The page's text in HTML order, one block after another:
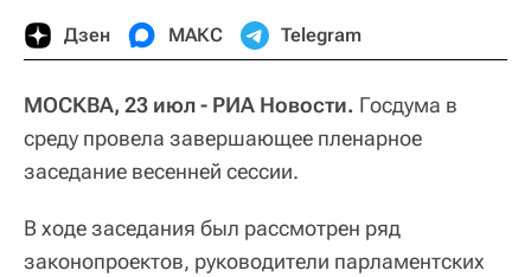
Дзен МАКС Telegram
МОСКВА, 23 июл - РИА Новости. Госдума в
среду провела завершающее пленарное
заседание весенней сессии.
В ходе заседания был рассмотрен ряд
законопроектов, руководители парламентских